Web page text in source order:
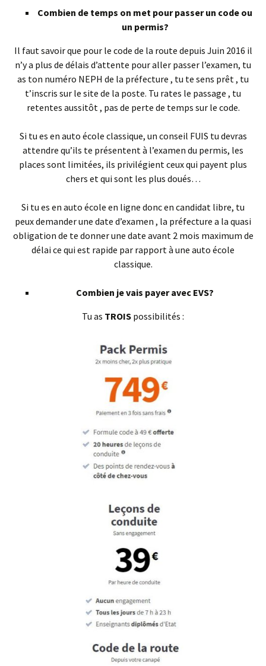
Combien de temps on met pour passer un code ou
un permis?
Il faut savoir que pour le code de la route depuis Juin 2016 il
n’y a plus de délais d’attente pour aller passer l’examen, tu
as ton numéro NEPH de la préfecture , tu te sens prêt , tu
t’inscris sur le site de la poste. Tu rates le passage , tu
retentes aussitôt , pas de perte de temps sur le code.
Si tu es en auto école classique, un conseil FUIS tu devras
attendre qu’ils te présentent à l’examen du permis, les
places sont limitées, ils privilégient ceux qui payent plus
chers et qui sont les plus doués…
Si tu es en auto école en ligne donc en candidat libre, tu
peux demander une date d’examen , la préfecture a la quasi
obligation de te donner une date avant 2 mois maximum de
délai ce qui est rapide par rapport à une auto école
classique.
Combien je vais payer avec EVS?
Tu as TROIS possibilités :